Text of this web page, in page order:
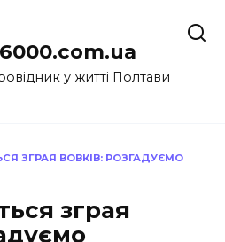
у житті Полтави
ЗГРАЯ ВОВКІВ: РОЗГАДУЄМО
зграя